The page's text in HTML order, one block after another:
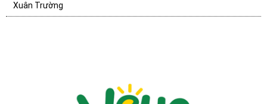
Xuân Trường